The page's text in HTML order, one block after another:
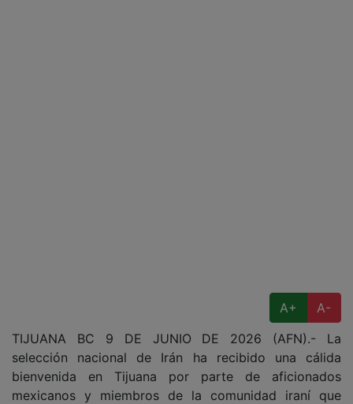
A+
A-
TIJUANA BC 9 DE JUNIO DE 2026 (AFN).- La
selección nacional de Irán ha recibido una cálida
bienvenida en Tijuana por parte de aficionados
mexicanos y miembros de la comunidad iraní que